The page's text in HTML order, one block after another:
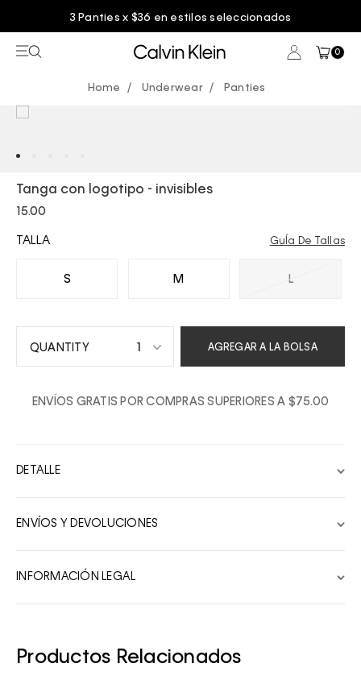
3 Panties x $36 en estilos seleccionados
0
Underwear Panties
Tanga con logotipo - invisibles
15.00
TALLA
S M L
GuÍa De Tallas
1
2
AGREGAR A LA BOLSA
ENVÍOS GRATIS POR COMPRAS SUPERIORES A $75.00
DETALLE
ENVÍOS Y DEVOLUCIONES
INFORMACIÓN LEGAL
Productos Relacionados